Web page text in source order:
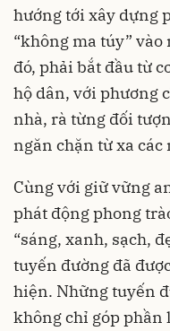
hướng tới xây dựng
“không ma túy”
đó, phải bắt đầu từ
hộ dân, với phương
nhà, rà từng đối
ngăn chặn từ xa
Cùng với giữ vững
phát động phong
“sáng, xanh, sạch,
tuyến đường đã
hiện. Những tuyến
không chỉ góp phần